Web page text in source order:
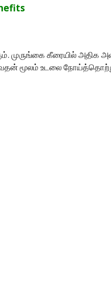
முருங்கை கீரையில் அதிக
மூலம் உடலை